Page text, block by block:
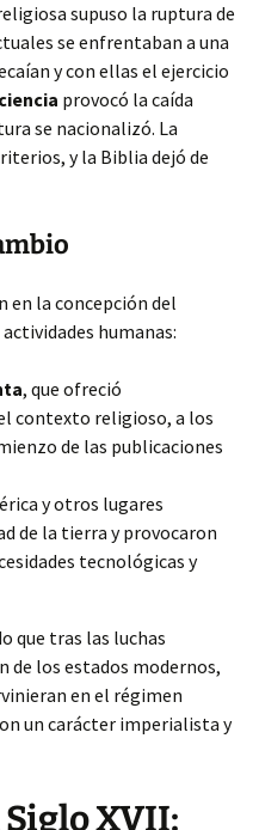
supuso la ruptura de
se enfrentaban a una
y con ellas el ejercicio
ciencia provocó la caída
se nacionalizó. La
y la Biblia dejó de
en la concepción del
humanas:
, que ofreció
contexto religioso, a los
de las publicaciones
y otros lugares
de la tierra y provocaron
tecnológicas y
que tras las luchas
de los estados modernos,
en el régimen
un carácter imperialista y
XVII: